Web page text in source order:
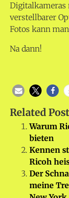
Digitalkameras
verstellbarer
Fotos kann
Na dann!
Related
Warum
bieten
Kennen
Ricoh
Der
meine